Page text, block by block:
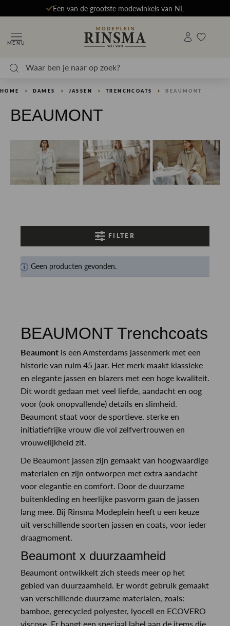
Een van de grootste modewinkels van NL
MENU
HOME DAMES JASSEN TRENCHCOATS BEAUMONT
BEAUMONT
FILTER
Geen producten gevonden.
BEAUMONT Trenchcoats
Beaumont is een Amsterdams jassenmerk met een
historie van ruim 45 jaar. Het merk maakt klassieke
en elegante jassen en blazers met een hoge kwaliteit.
Dit wordt gedaan met veel liefde, aandacht en oog
voor (ook onopvallende) details en slimheid.
Beaumont staat voor de sportieve, sterke en
initiatiefrijke vrouw die vol zelfvertrouwen en
vrouwelijkheid zit.
De Beaumont jassen zijn gemaakt van hoogwaardige
materialen en zijn ontworpen met extra aandacht
voor elegantie en comfort. Door de duurzame
buitenkleding en heerlijke pasvorm gaan de jassen
lang mee. Bij Rinsma Modeplein heeft u een keuze
uit verschillende soorten jassen en coats, voor ieder
draagmoment.
Beaumont x duurzaamheid
Beaumont ontwikkelt zich steeds meer op het
gebied van duurzaamheid. Er wordt gebruik gemaakt
van verschillende duurzame materialen, zoals:
bamboe, gerecycled polyester, lyocell en ECOVERO
viscose. Er hangt een speciaal label aan de items die